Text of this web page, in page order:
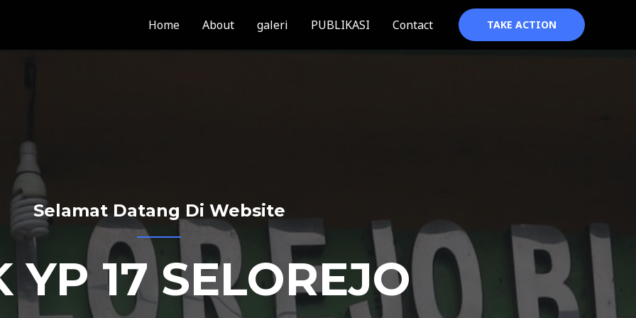
Home About galeri PUBLIKASI Contact TAKE ACTION
Selamat Datang Di Website
YP 17 SELOREJO